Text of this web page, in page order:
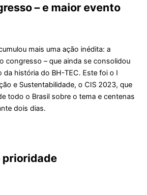
– e maior evento
mais uma ação inédita: a
congresso – que ainda se consolidou
história do BH-TEC. Este foi o I
e Sustentabilidade, o CIS 2023, que
todo o Brasil sobre o tema e centenas
dois dias.
prioridade